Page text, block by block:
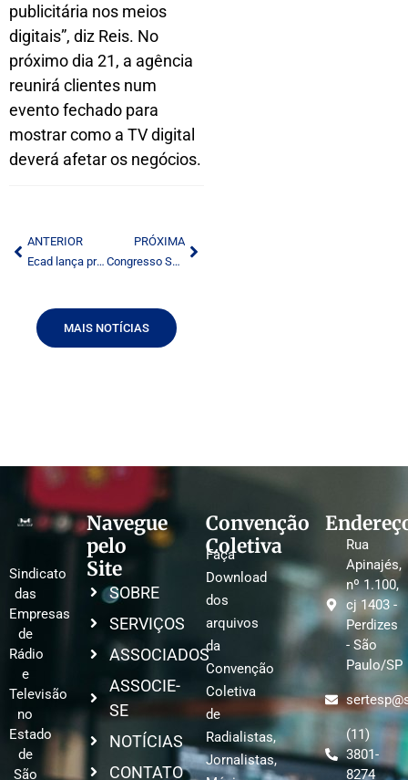
publicitária nos meios
digitais”, diz Reis. No
próximo dia 21, a agência
reunirá clientes num
evento fechado para
mostrar como a TV digital
deverá afetar os negócios.
ANTERIOR
Ecad lança programa para radiodifusor
PRÓXIMA
Congresso SET começa na próxima semana
MAIS NOTÍCIAS
Sindicato
das
Empresas
de
Rádio
e
Televisão
no
Estado
de
São
Navegue
pelo
Site
SOBRE
SERVIÇOS
ASSOCIADOS
ASSOCIE-
SE
NOTÍCIAS
CONTATO
Convenção
Coletiva
Faça
Download
dos
arquivos
da
Convenção
Coletiva
de
Radialistas,
Jornalistas,
Rua
Apinajés,
nº 1.100,
cj 1403 -
Perdizes
- São
Paulo/SP
(11)
3801-
8274